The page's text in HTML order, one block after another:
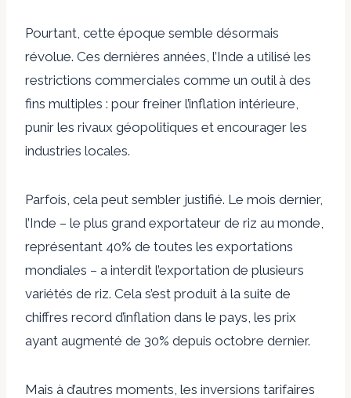
Pourtant, cette époque semble désormais
révolue. Ces dernières années, l’Inde a utilisé les
restrictions commerciales comme un outil à des
fins multiples : pour freiner l’inflation intérieure,
punir les rivaux géopolitiques et encourager les
industries locales.
Parfois, cela peut sembler justifié. Le mois dernier,
l’Inde – le plus grand exportateur de riz au monde,
représentant 40% de toutes les exportations
mondiales – a interdit l’exportation de plusieurs
variétés de riz. Cela s’est produit à la suite de
chiffres record d’inflation dans le pays, les prix
ayant augmenté de 30% depuis octobre dernier.
Mais à d’autres moments, les inversions tarifaires